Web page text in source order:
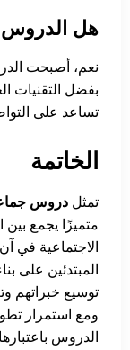
هل الدروس
نعم، أصبحت
بفضل التقنيات
تساعد على
الخاتمة
تمثل دروس
متميزًا يجمع
الاجتماعية في
المبتدئين على
توسيع خبراتهم
ومع استمرار
الدروس